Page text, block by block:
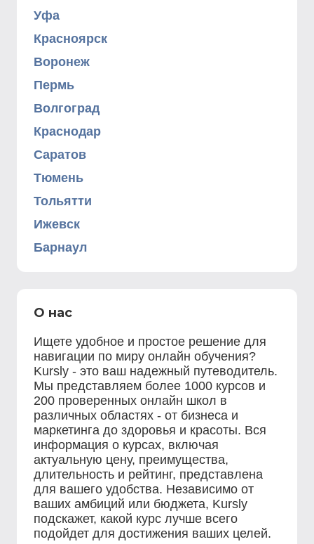
Уфа
Красноярск
Воронеж
Пермь
Волгоград
Краснодар
Саратов
Тюмень
Тольятти
Ижевск
Барнаул
О нас
Ищете удобное и простое решение для
навигации по миру онлайн обучения?
Kursly - это ваш надежный путеводитель.
Мы представляем более 1000 курсов и
200 проверенных онлайн школ в
различных областях - от бизнеса и
маркетинга до здоровья и красоты. Вся
информация о курсах, включая
актуальную цену, преимущества,
длительность и рейтинг, представлена
для вашего удобства. Независимо от
ваших амбиций или бюджета, Kursly
подскажет, какой курс лучше всего
подойдет для достижения ваших целей.